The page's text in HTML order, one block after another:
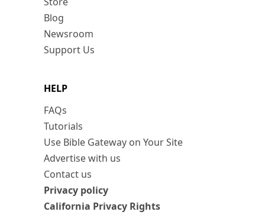
Blog
Newsroom
Support Us
HELP
FAQs
Tutorials
Use Bible Gateway on Your Site
Advertise with us
Contact us
Privacy policy
California Privacy Rights